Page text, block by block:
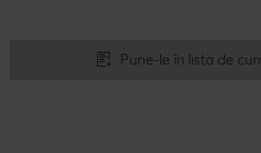
Pune-le în lista de